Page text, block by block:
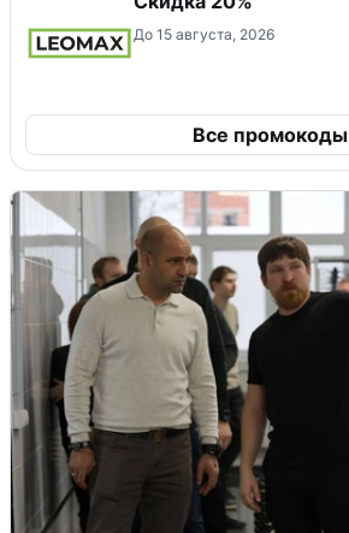
До 15 августа, 2026
Все промокоды